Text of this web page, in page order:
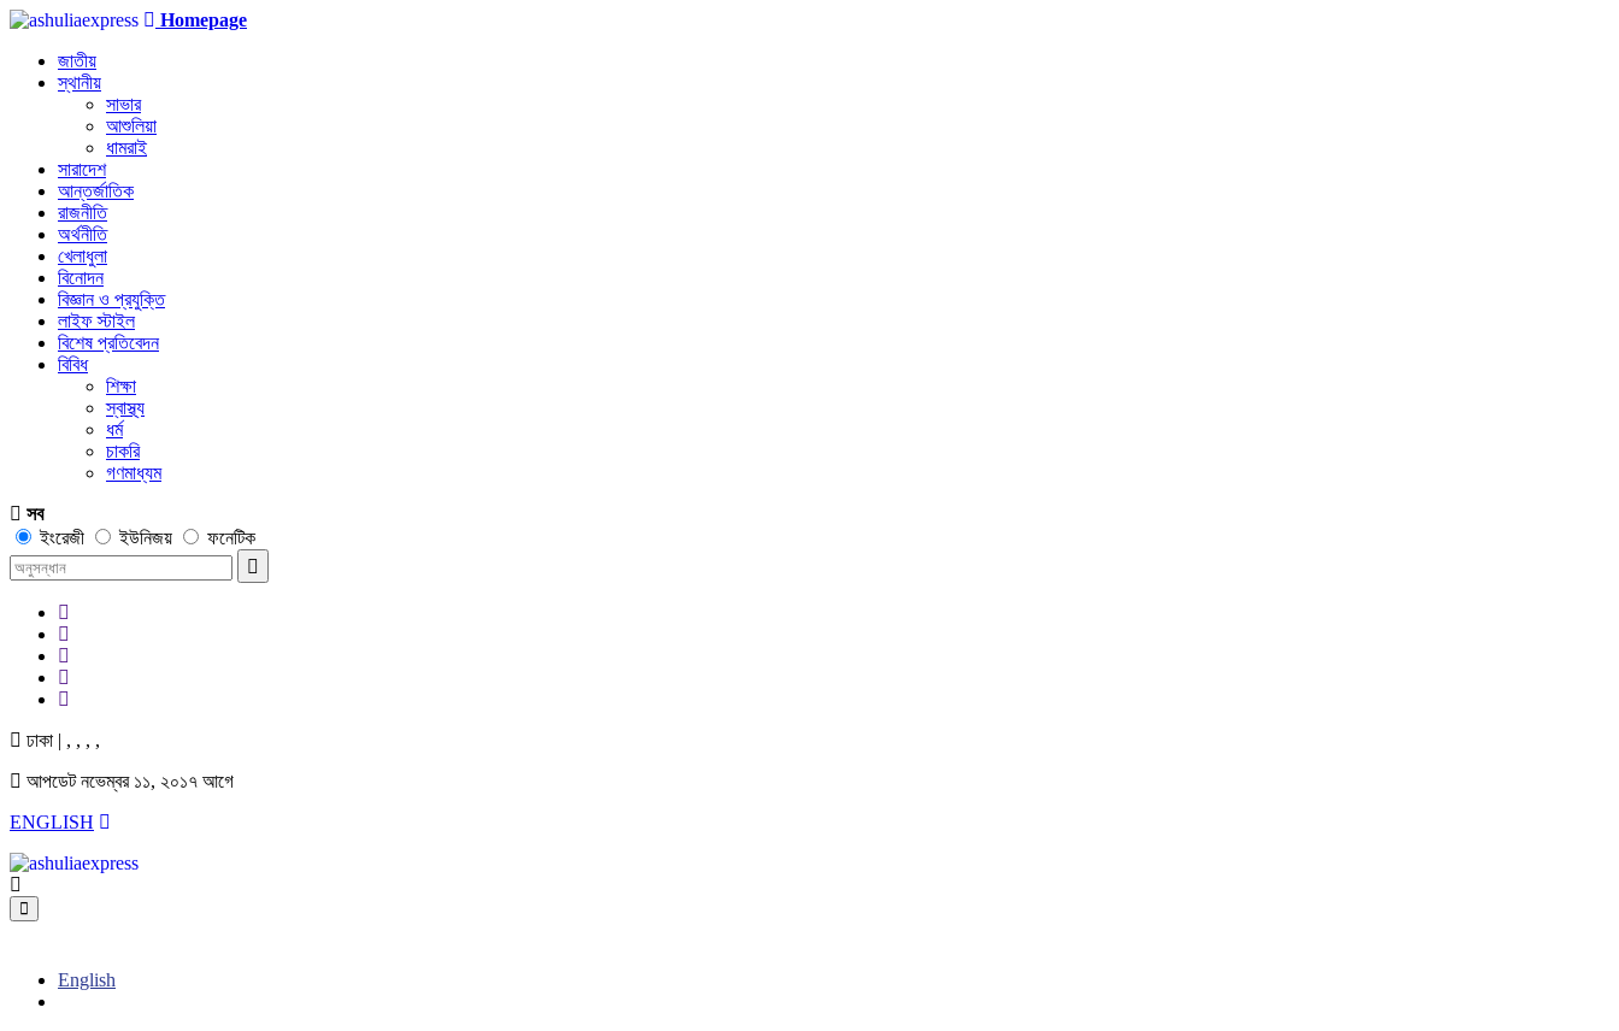
Homepage
জাতীয়
স্থানীয়
সাভার
আশুলিয়া
ধামরাই
সারাদেশ
আন্তর্জাতিক
রাজনীতি
অর্থনীতি
খেলাধুলা
বিনোদন
বিজ্ঞান ও প্রযুক্তি
লাইফ স্টাইল
বিশেষ প্রতিবেদন
বিবিধ
শিক্ষা
স্বাস্থ্য
ধর্ম
চাকরি
গণমাধ্যম
সব
ইংরেজী
ইউনিজয় ফনেটিক
ঢাকা | , , , ,
আপডেট নভেম্বর ১১, ২০১৭ আগে
ENGLISH
English